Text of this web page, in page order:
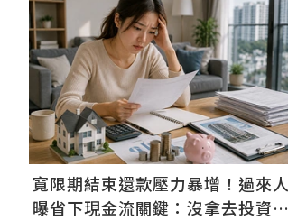
寬限期結束還款壓力暴增！過來人
曝省下現金流關鍵：沒拿去投資等